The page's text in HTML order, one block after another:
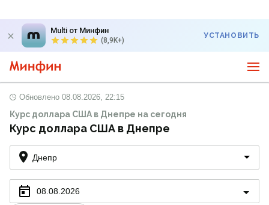
Multi от Минфин
(8,9K+)
УСТАНОВИТЬ
Обновлено 08.08.2026, 22:15
Курс доллара США в Днепре на сегодня
Курс доллара США в Днепре
Днепр
08.08.2026